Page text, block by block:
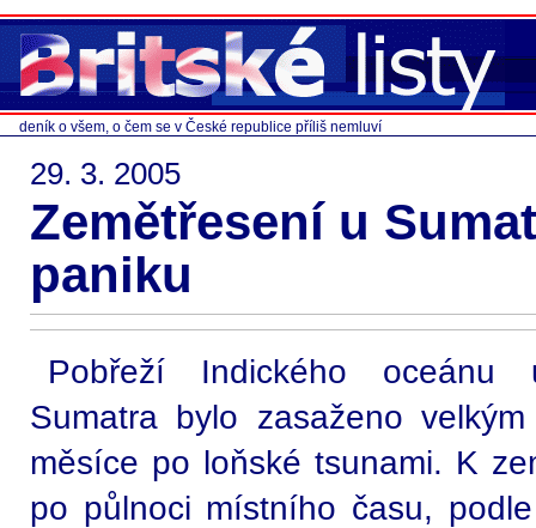
deník o všem, o čem se v České republice příliš nemluví
29. 3. 2005
Zemětřesení u
paniku
Pobřeží Indického oceánu
Sumatra bylo zasaženo
měsíce po loňské tsunami. K
po půlnoci místního času,